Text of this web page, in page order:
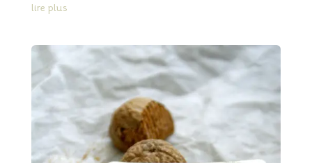
lire plus